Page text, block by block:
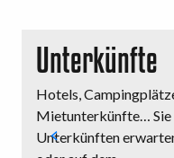
Unterkünfte
Hotels,
Mietunterkünfte… Sie
Unterkünften